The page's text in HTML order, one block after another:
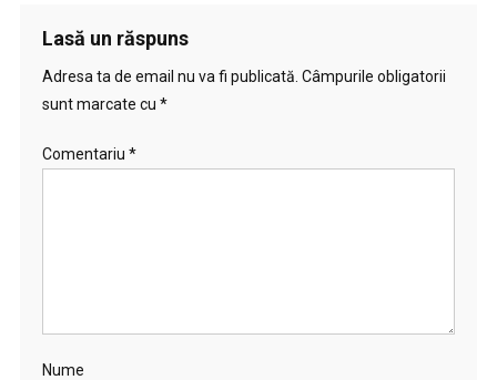
Lasă un răspuns
Adresa ta de email nu va fi publicată. Câmpurile obligatorii
sunt marcate cu *
Comentariu *
Nume